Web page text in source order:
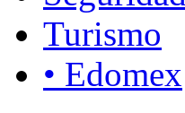
Turismo
• Edomex